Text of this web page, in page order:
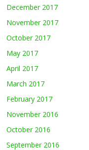
December 2017
November 2017
October 2017
May 2017
April 2017
March 2017
February 2017
November 2016
October 2016
September 2016